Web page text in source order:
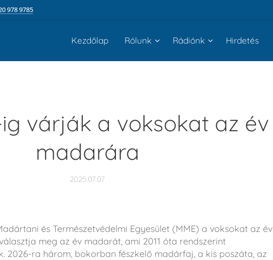
978 9785
Kezdőlap Rólunk Rádiónk Hirdetés
várják a voksokat az év
madarára
2025.07.07
és Természetvédelmi Egyesület (MME) a voksokat az év
meg az év madarát, ami 2011 óta rendszerint
2026-ra három, bokorban fészkelő madárfaj, a kis poszáta, az